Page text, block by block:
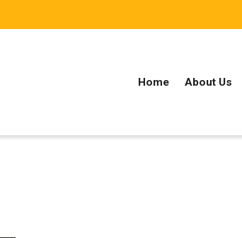
Home About Us